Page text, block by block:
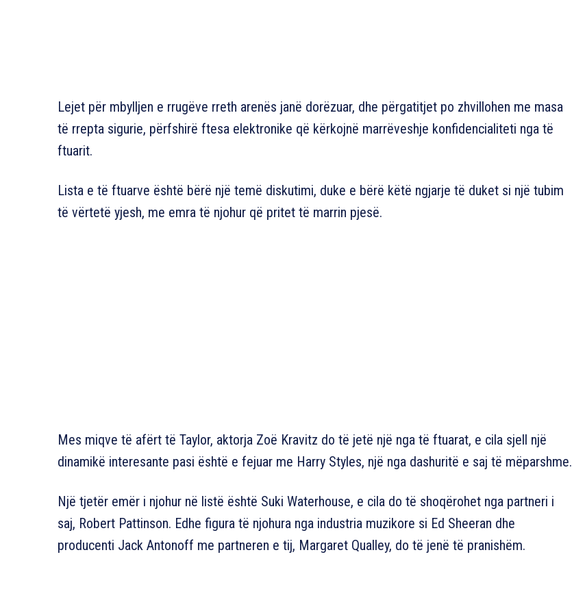
Lejet për mbylljen e rrugëve rreth arenës janë dorëzuar, dhe përgatitjet po zhvillohen me masa
të rrepta sigurie, përfshirë ftesa elektronike që kërkojnë marrëveshje konfidencialiteti nga të
ftuarit.
Lista e të ftuarve është bërë një temë diskutimi, duke e bërë këtë ngjarje të duket si një tubim
të vërtetë yjesh, me emra të njohur që pritet të marrin pjesë.
Mes miqve të afërt të Taylor, aktorja Zoë Kravitz do të jetë një nga të ftuarat, e cila sjell një
dinamikë interesante pasi është e fejuar me Harry Styles, një nga dashuritë e saj të mëparshme.
Një tjetër emër i njohur në listë është Suki Waterhouse, e cila do të shoqërohet nga partneri i
saj, Robert Pattinson. Edhe figura të njohura nga industria muzikore si Ed Sheeran dhe
producenti Jack Antonoff me partneren e tij, Margaret Qualley, do të jenë të pranishëm.